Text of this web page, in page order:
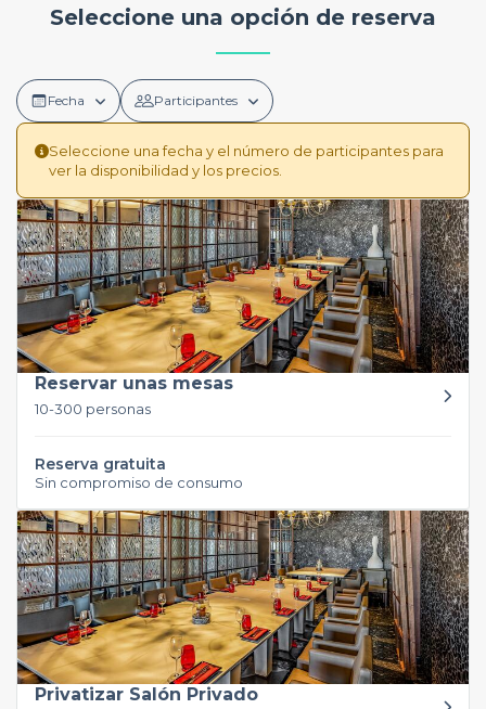
Seleccione una opción de reserva
Fecha Participantes
Seleccione una fecha y el número de participantes para
ver la disponibilidad y los precios.
Reservar unas mesas
10-300 personas
Reserva gratuita
Sin compromiso de consumo
Privatizar Salón Privado